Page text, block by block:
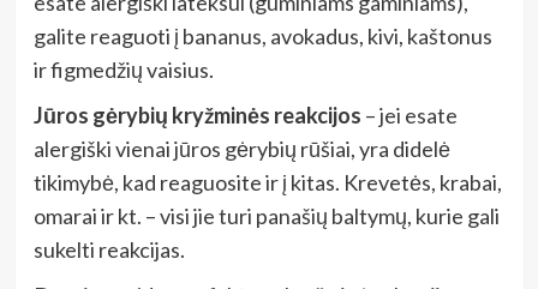
galite reaguoti į bananus, avokadus, kivi, kaštonus
ir figmedžių vaisius.
Jūros gėrybių kryžminės reakcijos – jei esate
alergiški vienai jūros gėrybių rūšiai, yra didelė
tikimybė, kad reaguosite ir į kitas. Krevetės, krabai,
omarai ir kt. – visi jie turi panašių baltymų, kurie gali
sukelti reakcijas.